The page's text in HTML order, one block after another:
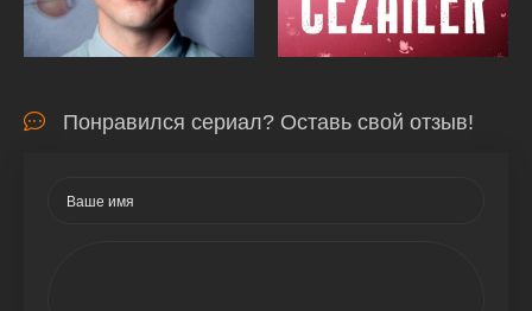
Понравился сериал? Оставь свой отзыв!